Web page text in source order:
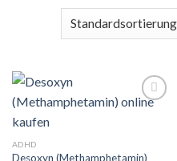
ADHD
Desoxyn (Methamphetamin)